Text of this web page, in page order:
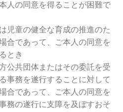
人の同意を得ることが困難で
児童の健全な育成の推進のた
合であって、ご本人の同意を
とき
公共団体またはその委託を受
事務を遂行することに対して
合であって、ご本人の同意を
務の遂行に支障を及ぼすおそ